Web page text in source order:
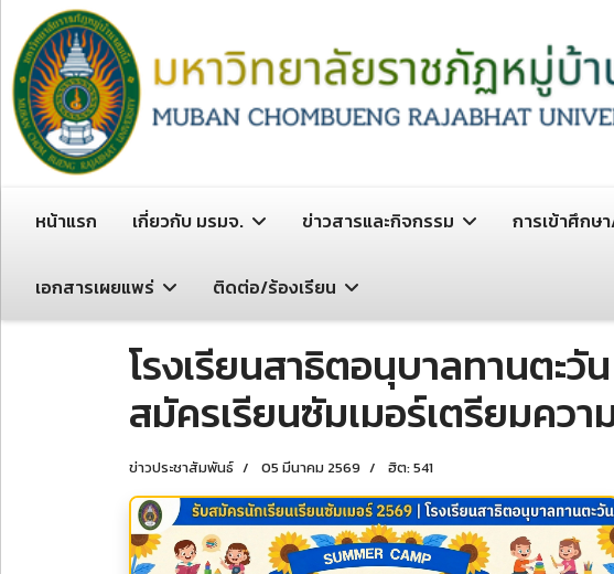
หน้าแรก เกี่ยวกับ มรมจ. ข่าวสารและกิจกรรม การเข้าศึกษ
เอกสารเผยแพร่ ติดต่อ/ร้องเรียน
โรงเรียนสาธิตอนุบาลทานตะ
สมัครเรียนซัมเมอร์เตรียมคว
ข่าวประชาสัมพันธ์ 05 มีนาคม 2569 ฮิต: 541